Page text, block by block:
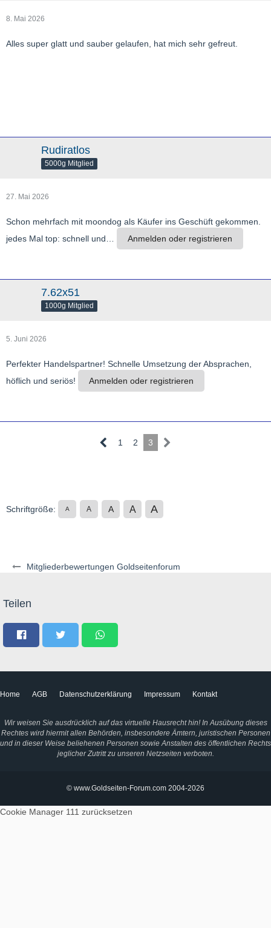
Mitgliederbewertungen Goldseitenforum
8. Mai 2026
Alles super glatt und sauber gelaufen, hat mich sehr gefreut.
Rudiratlos
5000g Mitglied
27. Mai 2026
Schon mehrfach mit moondog als Käufer ins Geschüft gekommen.
jedes Mal top: schnell und…
Anmelden oder registrieren
7.62x51
1000g Mitglied
5. Juni 2026
Perfekter Handelspartner! Schnelle Umsetzung der Absprachen,
höflich und seriös!
Anmelden oder registrieren
1 2 3
Schriftgröße: A A A A A
Teilen
Home AGB Datenschutzerklärung Impressum Kontakt
Wir weisen Sie ausdrücklich auf das virtuelle Hausrecht hin! In Ausübung dieses
Rechtes wird hiermit allen Behörden, insbesondere Ämtern, juristischen Personen
und in dieser Weise beliehenen Personen sowie Anstalten des öffentlichen Rechts
jeglicher Zutritt zu unseren Netzseiten verboten.
© www.Goldseiten-Forum.com 2004-2026
Cookie Manager 111 zurücksetzen